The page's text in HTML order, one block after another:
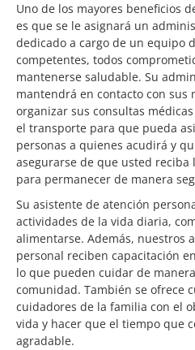
Uno de los mayores beneficios
es que se le asignará un
dedicado a cargo de un equipo
competentes, todos
mantenerse saludable. Su
mantendrá en contacto con sus
organizar sus consultas
el transporte para que pueda
personas a quienes acudirá y
asegurarse de que usted reciba
para permanecer de manera
Su asistente de atención
actividades de la vida diaria,
alimentarse. Además, nuestros
personal reciben capacitación
lo que pueden cuidar de
comunidad. También se ofrece
cuidadores de la familia con el
vida y hacer que el tiempo que
agradable.